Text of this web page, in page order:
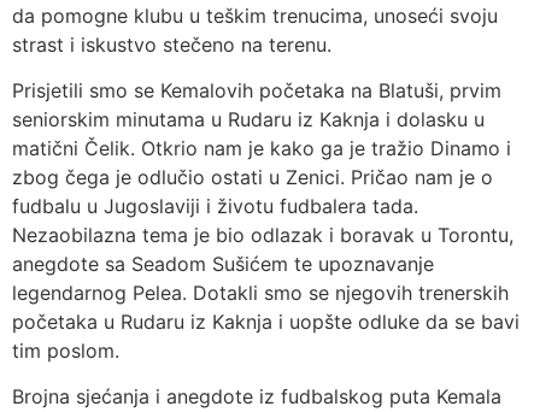
da pomogne klubu u teškim trenucima, unoseći svoju
strast i iskustvo stečeno na terenu.
Prisjetili smo se Kemalovih početaka na Blatuši, prvim
seniorskim minutama u Rudaru iz Kaknja i dolasku u
matični Čelik. Otkrio nam je kako ga je tražio Dinamo i
zbog čega je odlučio ostati u Zenici. Pričao nam je o
fudbalu u Jugoslaviji i životu fudbalera tada.
Nezaobilazna tema je bio odlazak i boravak u Torontu,
anegdote sa Seadom Sušićem te upoznavanje
legendarnog Pelea. Dotakli smo se njegovih trenerskih
početaka u Rudaru iz Kaknja i uopšte odluke da se bavi
tim poslom.
Brojna sjećanja i anegdote iz fudbalskog puta Kemala